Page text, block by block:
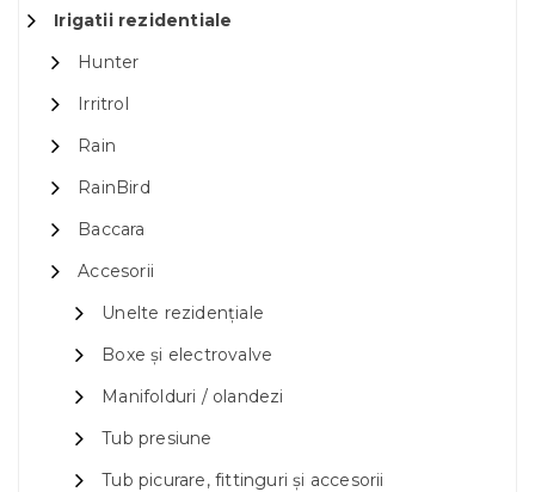
Irigatii rezidentiale
Hunter
Irritrol
Rain
RainBird
Baccara
Accesorii
Unelte rezidențiale
Boxe și electrovalve
Manifolduri / olandezi
Tub presiune
Tub picurare, fittinguri și accesorii